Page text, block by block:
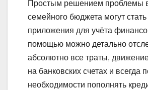
Простым решением проблемы
семейного бюджета могут
приложения для учёта
помощью можно детально
абсолютно все траты,
на банковских счетах и всегда
необходимости пополнять